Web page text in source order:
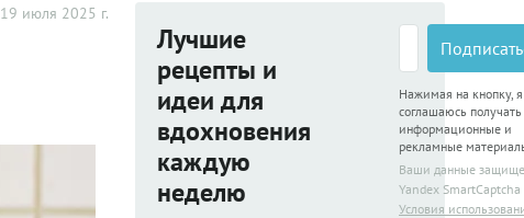
19 июля 2025 г.
Лучшие
рецепты и
идеи для
вдохновения
каждую
неделю
Нажимая на кнопку, я
соглашаюсь получать
информационные и
рекламные
Ваши данные
Yandex SmartCaptcha
Условия